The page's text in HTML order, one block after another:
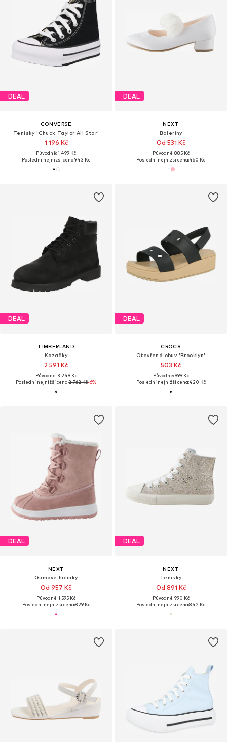
DEAL
CONVERSE
Tenisky 'Chuck Taylor All Star'
1 196 Kč
Původně: 1 499 Kč
Poslední nejnižší cena:943 Kč
DEAL
NEXT
Baleríny
Od 531 Kč
Původně: 885 Kč
Poslední nejnižší cena:460 Kč
DEAL
TIMBERLAND
Kozačky
2 591 Kč
Původně: 3 249 Kč
Poslední nejnižší cena:2 762 Kč-6%
DEAL
CROCS
Otevřená obuv 'Brooklyn'
503 Kč
Původně: 999 Kč
Poslední nejnižší cena:420 Kč
DEAL
NEXT
Gumové holínky
Od 957 Kč
Původně: 1 595 Kč
Poslední nejnižší cena:829 Kč
DEAL
NEXT
Tenisky
Od 891 Kč
Původně: 990 Kč
Poslední nejnižší cena:842 Kč